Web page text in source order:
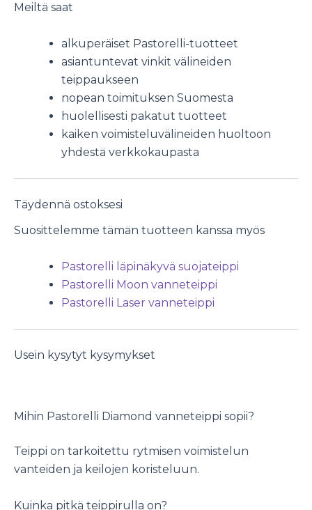
Meiltä saat
alkuperäiset Pastorelli-tuotteet
asiantuntevat vinkit välineiden
teippaukseen
nopean toimituksen Suomesta
huolellisesti pakatut tuotteet
kaiken voimisteluvälineiden huoltoon
yhdestä verkkokaupasta
Täydennä ostoksesi
Suosittelemme tämän tuotteen kanssa myös
Pastorelli läpinäkyvä suojateippi
Pastorelli Moon vanneteippi
Pastorelli Laser vanneteippi
Usein kysytyt kysymykset
Mihin Pastorelli Diamond vanneteippi sopii?
Teippi on tarkoitettu rytmisen voimistelun
vanteiden ja keilojen koristeluun.
Kuinka pitkä teippirulla on?